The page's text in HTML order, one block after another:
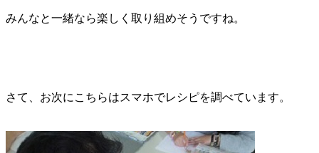
みんなと一緒なら楽しく取り組めそうですね。
さて、お次にこちらはスマホでレシピを調べています。